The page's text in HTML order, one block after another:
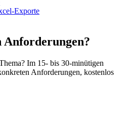
Exporte
Anforderungen?
Im 15- bis 30-minütigen
Anforderungen, kostenlos